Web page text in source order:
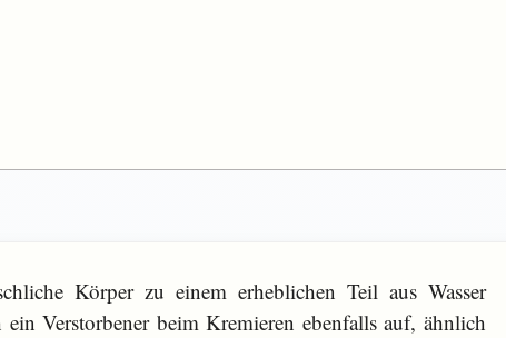
Körper zu einem erheblichen Teil aus Wasser
ein Verstorbener beim Kremieren ebenfalls auf, ähnlich